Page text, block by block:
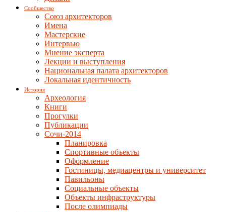
Сообщество
Союз архитекторов
Имена
Мастерские
Интервью
Мнение эксперта
Лекции и выступления
Национальная палата архитекторов
Локальная идентичность
История
Археология
Книги
Прогулки
Публикации
Сочи-2014
Планировка
Спортивные объекты
Оформление
Гостиницы, медиацентры и университет
Павильоны
Социальные объекты
Объекты инфраструктуры
После олимпиады